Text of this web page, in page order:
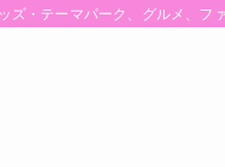
ズ・テーマパーク、グルメ、フ